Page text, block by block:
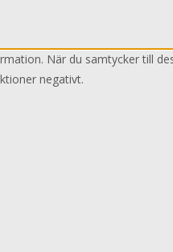
När du samtycker till
negativt.